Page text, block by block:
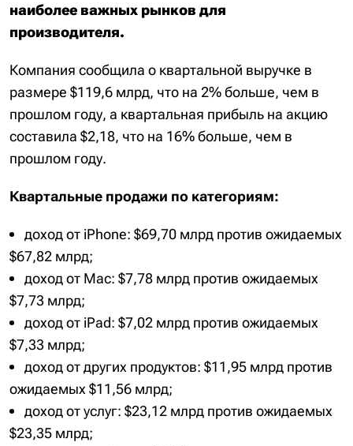
наиболее важных рынков для
производителя.
Компания сообщила о квартальной выручке в
размере $119,6 млрд, что на 2% больше, чем в
прошлом году, а квартальная прибыль на акцию
составила $2,18, что на 16% больше, чем в
прошлом году.
Квартальные продажи по категориям:
доход от iPhone: $69,70 млрд против ожидаемых
$67,82 млрд;
доход от Mac: $7,78 млрд против ожидаемых
$7,73 млрд;
доход от iPad: $7,02 млрд против ожидаемых
$7,33 млрд;
доход от других продуктов: $11,95 млрд против
ожидаемых $11,56 млрд;
доход от услуг: $23,12 млрд против ожидаемых
$23,35 млрд;